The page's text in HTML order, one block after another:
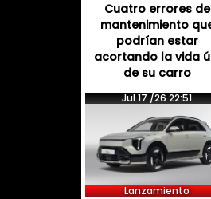
Cuatro errores de
mantenimiento
podrían estar
acortando la vida
de su carro
Jul 17 /26 22:51
Lanzamiento